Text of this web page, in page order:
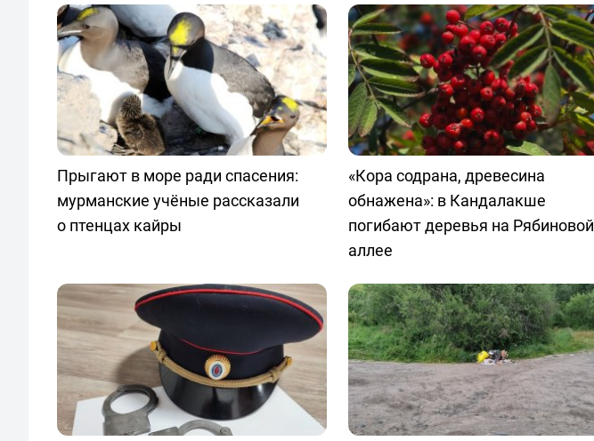
Прыгают в море ради спасения:
мурманские учёные рассказали
о птенцах кайры
«Кора содрана, древесина
обнажена»: в Кандалакше
погибают деревья на Рябиновой
аллее